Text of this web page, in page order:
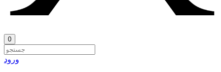
0
ورود